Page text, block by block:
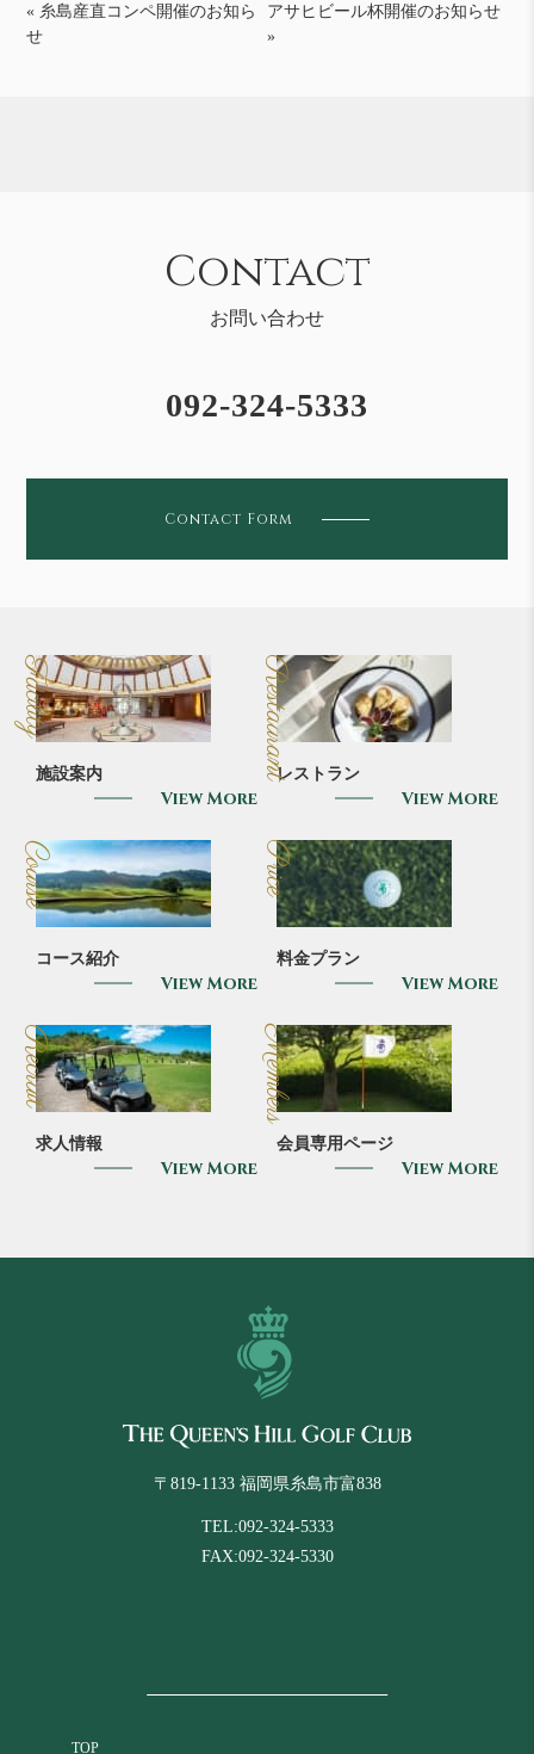
投
稿
« 糸島産直コンペ開催のお知ら
せ
アサヒビール杯開催のお知らせ
»
Contact
お問い合わせ
092-324-5333
Contact Form
Facility
施設案内
View More
Restaurant
レストラン
View More
Course
コース紹介
View More
Price
料金プラン
View More
Recruit
求人情報
View More
Members
会員専用ページ
View More
〒819-1133 福岡県糸島市富838
TEL:092-324-5333
FAX:092-324-5330
TOP